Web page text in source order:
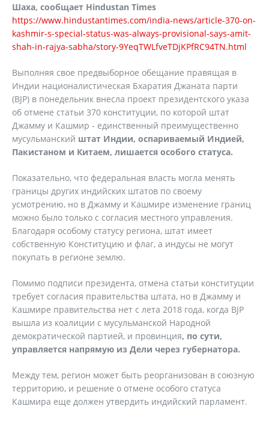
Шаха, сообщает Hindustan Times
https://www.hindustantimes.com/india-news/article-370-on-
kashmir-s-special-status-was-always-provisional-says-amit-
shah-in-rajya-sabha/story-9YeqTWLfveTDjKPfRC94TN.html
Выполняя свое предвыборное обещание правящая в
Индии националистическая Бхаратия Джаната парти
(BJP) в понедельник внесла проект президентского указа
об отмене статьи 370 конституции, по которой штат
Джамму и Кашмир - единственный преимущественно
мусульманский штат Индии, оспариваемый Индией,
Пакистаном и Китаем, лишается особого статуса.
Показательно, что федеральная власть могла менять
границы других индийских штатов по своему
усмотрению, но в Джамму и Кашмире изменение границ
можно было только с согласия местного управления.
Благодаря особому статусу региона, штат имеет
собственную Конституцию и флаг, а индусы не могут
покупать в регионе землю.
Помимо подписи президента, отмена статьи конституции
требует согласия правительства штата, но в Джамму и
Кашмире правительства нет с лета 2018 года, когда BJP
вышла из коалиции с мусульманской Народной
демократической партией, и провинция, по сути,
управляется напрямую из Дели через губернатора.
Между тем, регион может быть реорганизован в союзную
территорию, и решение о отмене особого статуса
Кашмира еще должен утвердить индийский парламент.